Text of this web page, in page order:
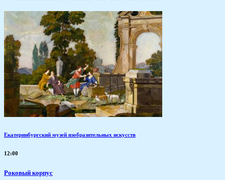
Екатеринбургский музей изобразительных искусств
12:00
Роковый корпус